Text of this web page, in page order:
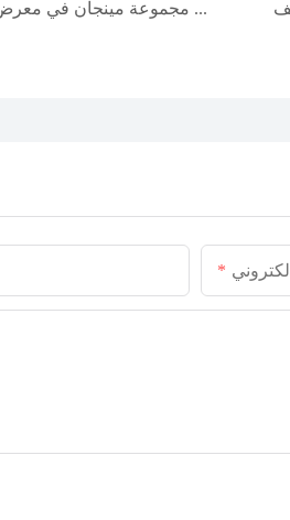
قابلوا مجموعة مينجان في معرض كانتون 2026 – الجناح 5.1N17